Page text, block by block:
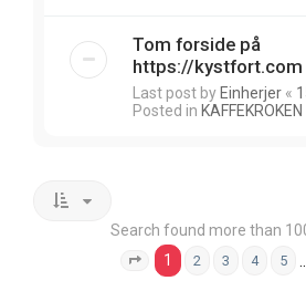
Tom forside på
https://kystfort.com
Last post by Einherjer «
Posted in
Search found more than
Page 1 of 20
1 2 3 4 5